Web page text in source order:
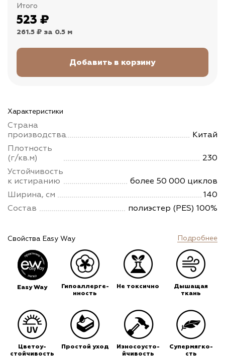
Итого
523 ₽
261.5 ₽ за 0.5 м
Характеристики
Страна
производства
Китай
Плотность
(г/кв.м)
230
Устойчивость
к истиранию
более 50 000 циклов
Ширина, см
140
Состав
полиэстер (PES) 100%
Свойства Easy Way Подробнее
Easy Way
Гипоаллерге-
нность
Не токсично
Дышащая
ткань
Цветоу-
стойчивость
Простой уход
Износоусто-
йчивость
Супермягко-
сть